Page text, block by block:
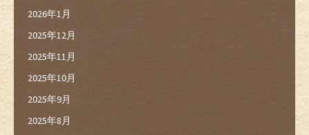
2026年1月
2025年12月
2025年11月
2025年10月
2025年9月
2025年8月